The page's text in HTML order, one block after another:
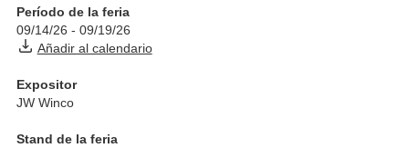
Período de la feria
09/14/26 - 09/19/26
Añadir al calendario
Expositor
JW Winco
Stand de la feria